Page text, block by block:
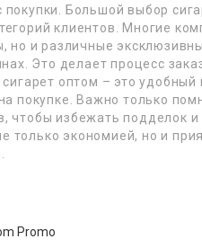
Большой выбор
клиентов. Многие
но и различные
Это делает процесс
оптом – это удобный
покупке. Важно только
чтобы избежать подделок и
только экономией, но и